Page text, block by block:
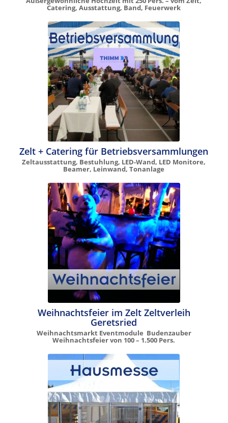
Catering, Ausstattung, Band, Feuerwerk
Zelt + Catering für Betriebsversammlungen
Zeltausstattung, Bestuhlung, LED-Wand, LED Monitore,
Beamer, Leinwand, Tonanlage
Weihnachtsfeier im Zelt Zeltverleih
Geretsried
Weihnachtsmarkt Eventmodule Budenzauber
Weihnachtsfeier von 100 – 1.500 Pers.